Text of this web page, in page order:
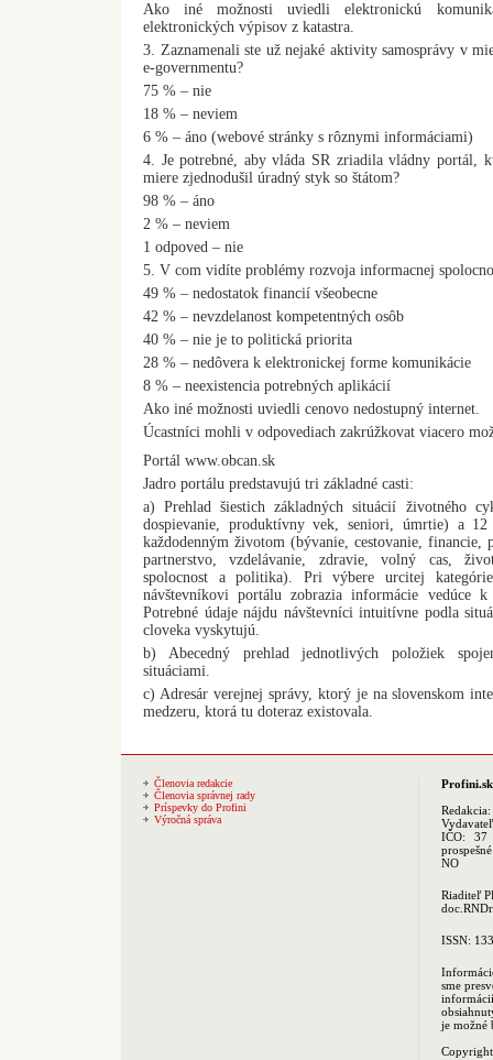
Ako iné možnosti uviedli elektronickú
elektronických výpisov z katastra.
3. Zaznamenali ste už nejaké aktivity samosprávy v
e-governmentu?
75 % – nie
18 % – neviem
6 % – áno (webové stránky s rôznymi informáciami)
4. Je potrebné, aby vláda SR zriadila vládny portál,
miere zjednodušil úradný styk so štátom?
98 % – áno
2 % – neviem
1 odpoved – nie
5. V com vidíte problémy rozvoja informacnej
49 % – nedostatok financií všeobecne
42 % – nevzdelanost kompetentných osôb
40 % – nie je to politická priorita
28 % – nedôvera k elektronickej forme komunikácie
8 % – neexistencia potrebných aplikácií
Ako iné možnosti uviedli cenovo nedostupný internet.
Úcastníci mohli v odpovediach zakrúžkovat viacero
Portál www.obcan.sk
Jadro portálu predstavujú tri základné casti:
a) Prehlad šiestich základných situácií životného
dospievanie, produktívny vek, seniori, úmrtie) a
každodenným životom (bývanie, cestovanie, financie,
partnerstvo, vzdelávanie, zdravie, volný cas,
spolocnost a politika). Pri výbere urcitej
návštevníkovi portálu zobrazia informácie vedúce
Potrebné údaje nájdu návštevníci intuitívne podla
cloveka vyskytujú.
b) Abecedný prehlad jednotlivých položiek
situáciami.
c) Adresár verejnej správy, ktorý je na slovenskom
medzeru, ktorá tu doteraz existovala.
Členovia redakcie
Členovia správnej rady
Príspevky do Profini
Výročná správa
Profini.sk
Redakcia:
IČO: 37
NO
Riaditeľ
ISSN:
sme
je možné